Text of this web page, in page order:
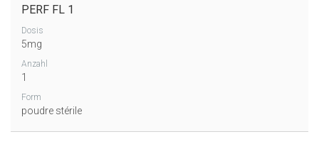
PERF FL 1
Dosis
5mg
Anzahl
1
Form
poudre stérile